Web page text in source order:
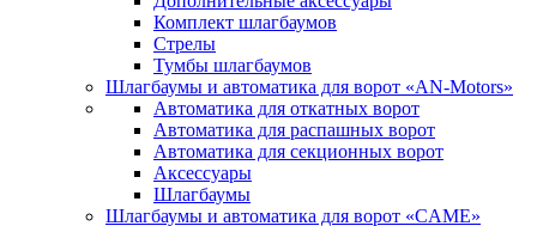
Комплект шлагбаумов
Стрелы
Тумбы шлагбаумов
Шлагбаумы и автоматика для ворот «AN-Motors»
Автоматика для откатных ворот
Автоматика для распашных ворот
Автоматика для секционных ворот
Аксессуары
Шлагбаумы
Шлагбаумы и автоматика для ворот «CAME»